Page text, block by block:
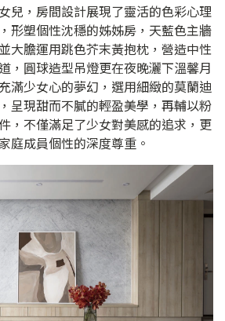
兒，房間設計展現了靈活的色彩心理
形塑個性沈穩的姊姊房，天藍色主牆
大膽運用跳色芥末黃抱枕，營造中性
，圓球造型吊燈更在夜晚灑下溫馨月
滿少女心的夢幻，選用細緻的莫蘭迪
呈現甜而不膩的輕盈美學，再輔以粉
，不僅滿足了少女對美感的追求，更
庭成員個性的深度尊重。